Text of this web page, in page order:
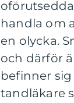
handla om
en olycka.
och därför
befinner
tandläkare